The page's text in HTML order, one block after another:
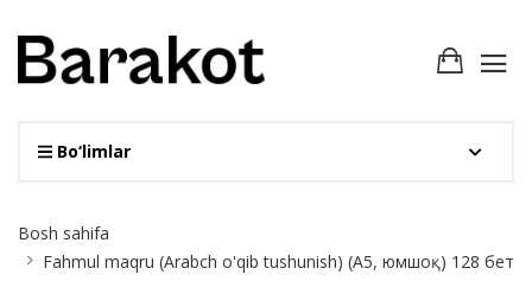
Bo‘limlar
Breadcrumb
Bosh sahifa
Fahmul maqru (Arabch o'qib tushunish) (А5, юмшоқ) 128 бет